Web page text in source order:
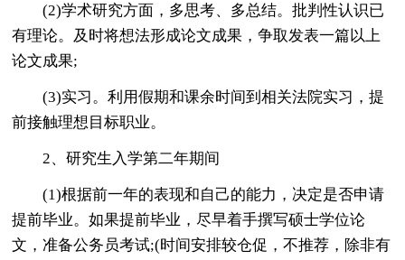
(2)学术研究方面，多思考、多总结。批判性认识已
有理论。及时将想法形成论文成果，争取发表一篇以上
论文成果;
(3)实习。利用假期和课余时间到相关法院实习，提
前接触理想目标职业。
2、研究生入学第二年期间
(1)根据前一年的表现和自己的能力，决定是否申请
提前毕业。如果提前毕业，尽早着手撰写硕士学位论
文，准备公务员考试;(时间安排较仓促，不推荐，除非有